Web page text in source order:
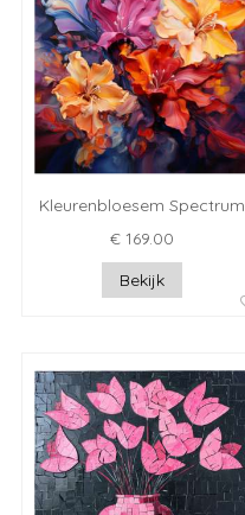
Kleurenbloesem Spectrum
€ 169.00
Bekijk